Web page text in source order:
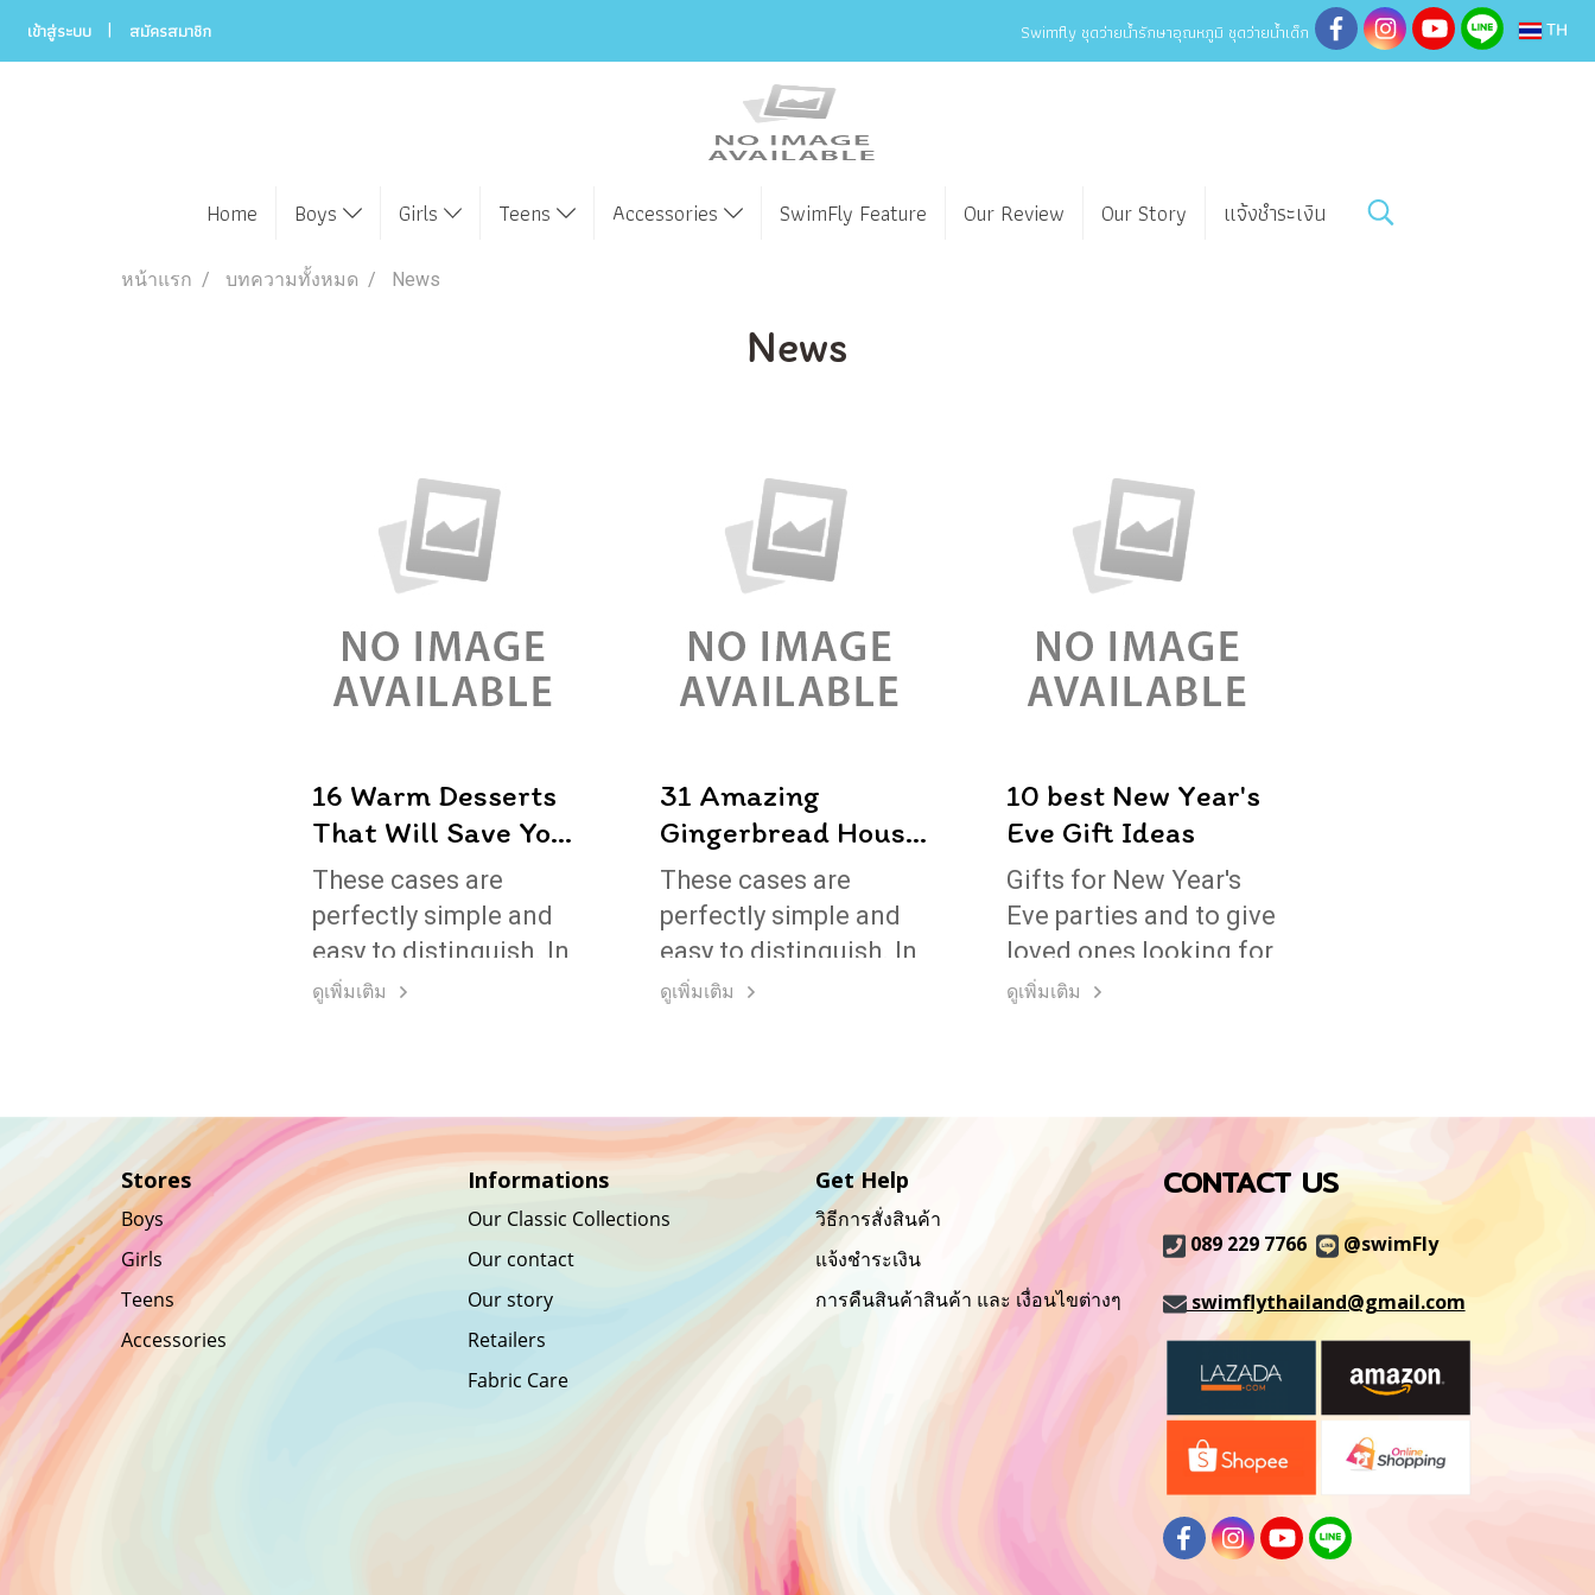
เข้าสู่ระบบ สมัครสมาชิก Swimfly ชุดว่ายน้ำรักษาอุณหภูมิ ชุดว่ายน้ำเด็ก TH
Home Boys Girls Teens Accessories SwimFly Feature Our Review Our Story แจ้งชำระเงิน
หน้าแรก บทความทั้งหมด News
News
16 Warm Desserts
That Will Save Your
Life This Winter
These cases are
perfectly simple and
easy to distinguish. In
a free hour, when our
our being able to do
what we like best,
every pleasure is to be
welcomed and every
pain avoided.
ดูเพิ่มเติม
31 Amazing
Gingerbread House
Ideas
These cases are
perfectly simple and
easy to distinguish. In
a free hour, when our
our being able to do
what we like best,
every pleasure is to be
welcomed and every
pain avoided.
ดูเพิ่มเติม
10 best New Year's
Eve Gift Ideas
Gifts for New Year's
Eve parties and to give
loved ones looking for
a fresh start! Bring on
ดูเพิ่มเติม
Stores
Boys
Girls
Teens
Accessories
Informations
Our Classic Collections
Our contact
Our story
Retailers
Fabric Care
Get Help
วิธีการสั่งสินค้า
แจ้งชำระเงิน
การคืนสินค้าสินค้า และ เงื่อนไขต่างๆ
CONTACT US
089 229 7766 @swimFly
swimflythailand@gmail.com